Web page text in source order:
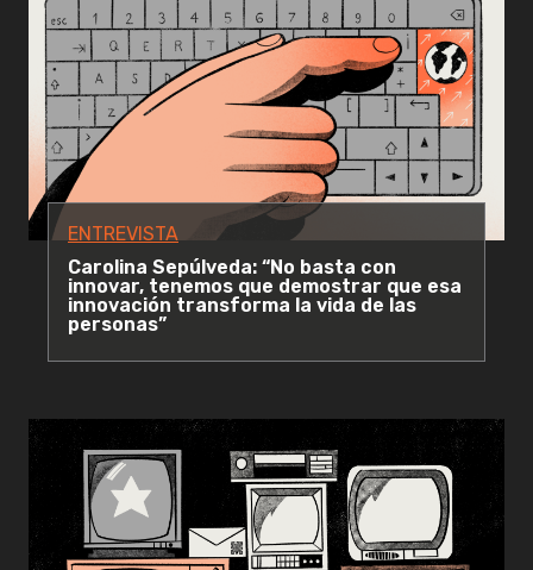
ENTREVISTA
Carolina Sepúlveda: “No basta con
innovar, tenemos que demostrar que esa
innovación transforma la vida de las
personas”